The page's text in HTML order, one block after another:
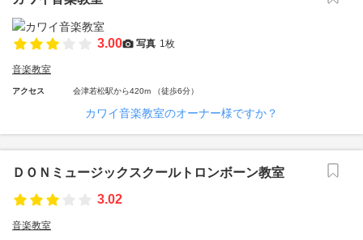
3.00 写真 1枚
音楽教室
アクセス 会津若松駅から420m （徒歩6分）
カワイ音楽教室のオーナー様ですか？
ＤＯＮミュージックスクールトロンボーン教室
3.02
音楽教室